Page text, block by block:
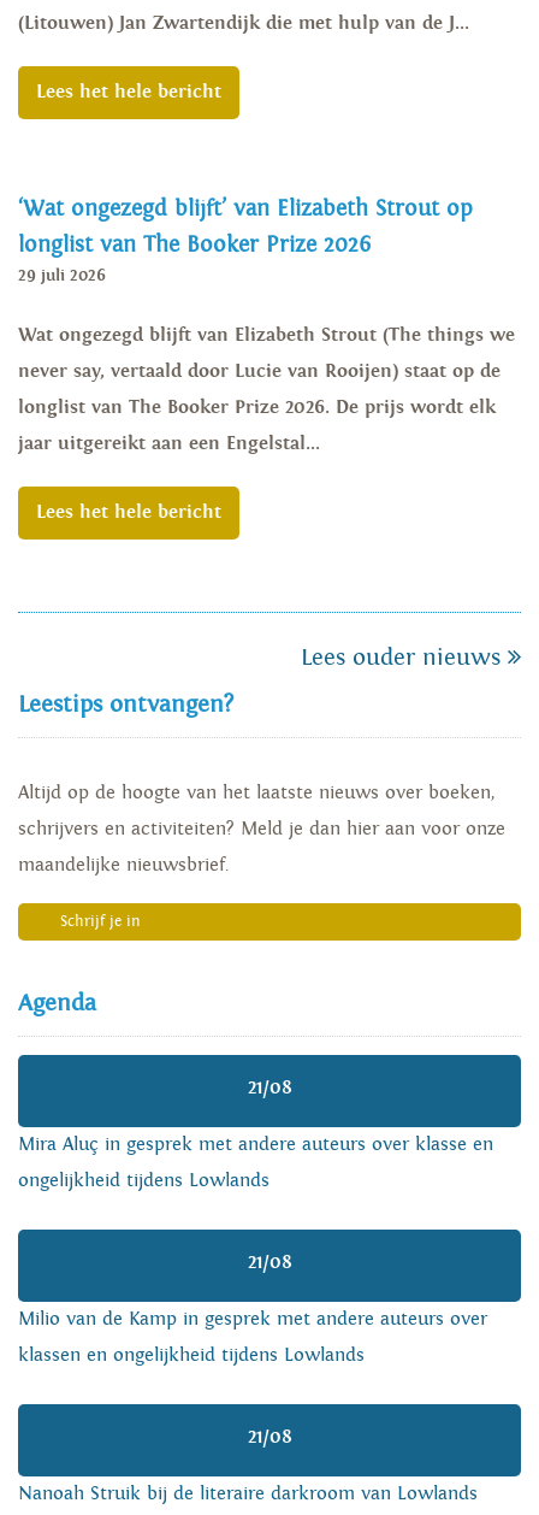
(Litouwen) Jan Zwartendijk die met hulp van de J...
Lees het hele bericht
‘Wat ongezegd blijft’ van Elizabeth Strout op
longlist van The Booker Prize 2026
29 juli 2026
Wat ongezegd blijft van Elizabeth Strout (The things we
never say, vertaald door Lucie van Rooijen) staat op de
longlist van The Booker Prize 2026. De prijs wordt elk
jaar uitgereikt aan een Engelstal...
Lees het hele bericht
Lees ouder nieuws
Leestips ontvangen?
Altijd op de hoogte van het laatste nieuws over boeken,
schrijvers en activiteiten? Meld je dan hier aan voor onze
maandelijke nieuwsbrief.
Schrijf je in
Agenda
21/08
Mira Aluç in gesprek met andere auteurs over klasse en
ongelijkheid tijdens Lowlands
21/08
Milio van de Kamp in gesprek met andere auteurs over
klassen en ongelijkheid tijdens Lowlands
21/08
Nanoah Struik bij de literaire darkroom van Lowlands